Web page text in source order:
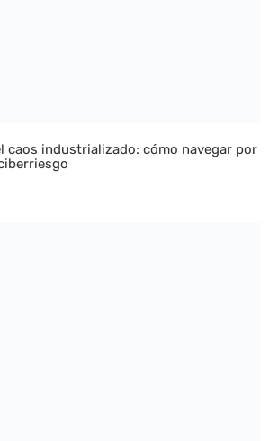
caos industrializado: cómo navegar por